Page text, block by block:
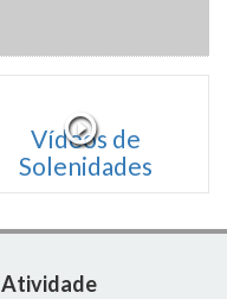
Vídeos de
Solenidades
Atividade